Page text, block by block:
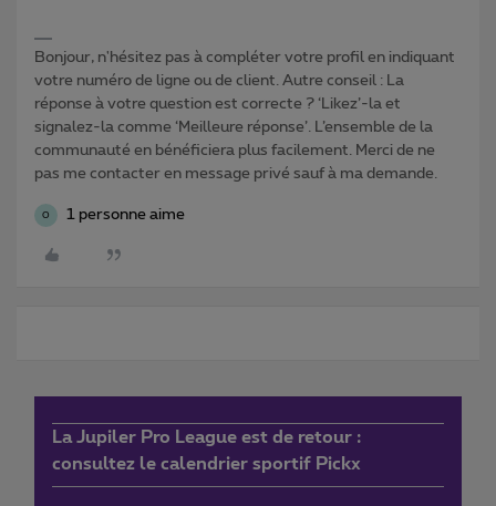
Bonjour, n'hésitez pas à compléter votre profil en indiquant
votre numéro de ligne ou de client. Autre conseil : La
réponse à votre question est correcte ? ‘Likez’-la et
signalez-la comme ‘Meilleure réponse’. L’ensemble de la
communauté en bénéficiera plus facilement. Merci de ne
pas me contacter en message privé sauf à ma demande.
O 1 personne aime
La Jupiler Pro League est de retour :
consultez le calendrier sportif Pickx